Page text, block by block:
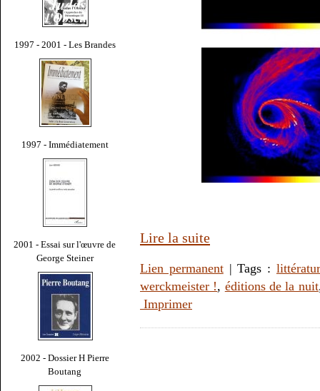
1997 - 2001 - Les Brandes
1997 - Immédiatement
2001 - Essai sur l'œuvre de
George Steiner
2002 - Dossier H Pierre
Boutang
Lire la suite
Lien permanent| Tags :
werckmeister !, éditions de la nuit
Imprimer